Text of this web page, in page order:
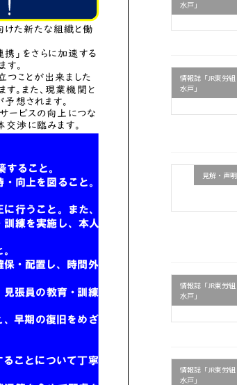
水戸」
情報誌「JR東労組
水戸」
見解・声明
情報誌「JR東労組
水戸」
情報誌「JR東労組
水戸」